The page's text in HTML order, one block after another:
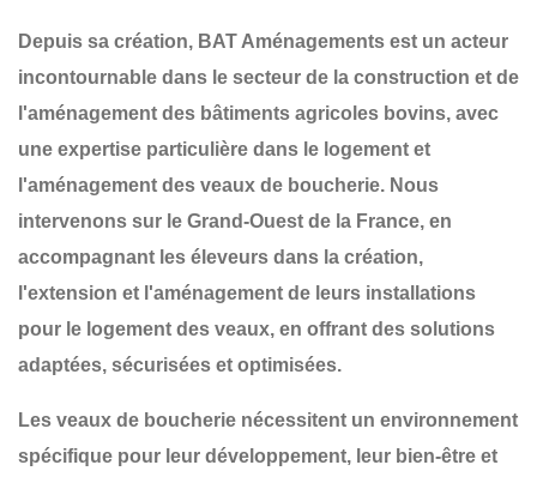
Depuis sa création, BAT Aménagements est un acteur
incontournable dans le secteur de la construction et de
l'aménagement des bâtiments agricoles bovins, avec
une expertise particulière dans le logement et
l'aménagement des veaux de boucherie. Nous
intervenons sur le Grand-Ouest de la France, en
accompagnant les éleveurs dans la création,
l'extension et l'aménagement de leurs installations
pour le logement des veaux, en offrant des solutions
adaptées, sécurisées et optimisées.
Les veaux de boucherie nécessitent un environnement
spécifique pour leur développement, leur bien-être et